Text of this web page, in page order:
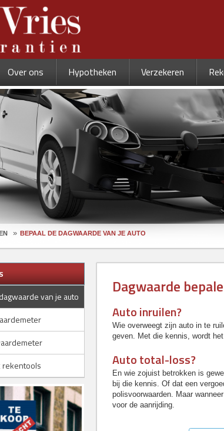
BEPAAL DE DAGWAARDE VAN JE AUTO
Over ons Hypotheken Verzekeren
van je auto
Dagwaarde
Auto inruilen?
Wie overweegt zijn auto in te
geven. Met die kennis, wordt
Auto total-loss?
En wie zojuist betrokken is
bij die kennis. Of dat een
polisvoorwaarden. Maar
voor de aanrijding.